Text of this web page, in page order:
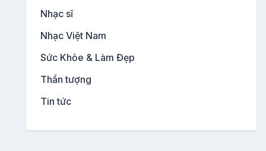
Nhạc sĩ
Nhạc Việt Nam
Sức Khỏe & Làm Đẹp
Thần tượng
Tin tức